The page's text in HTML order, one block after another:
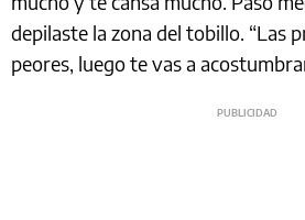
depilaste la zona del tobillo. “Las
peores, luego te vas a